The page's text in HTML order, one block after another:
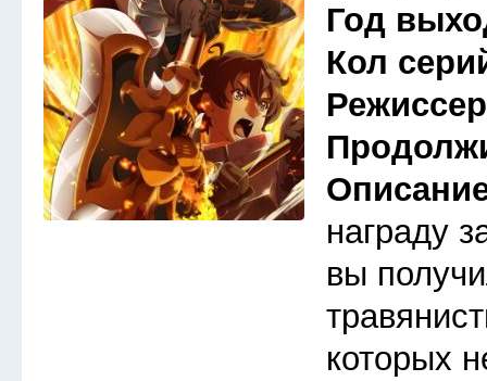
Год
Кол
награду
вы
которых